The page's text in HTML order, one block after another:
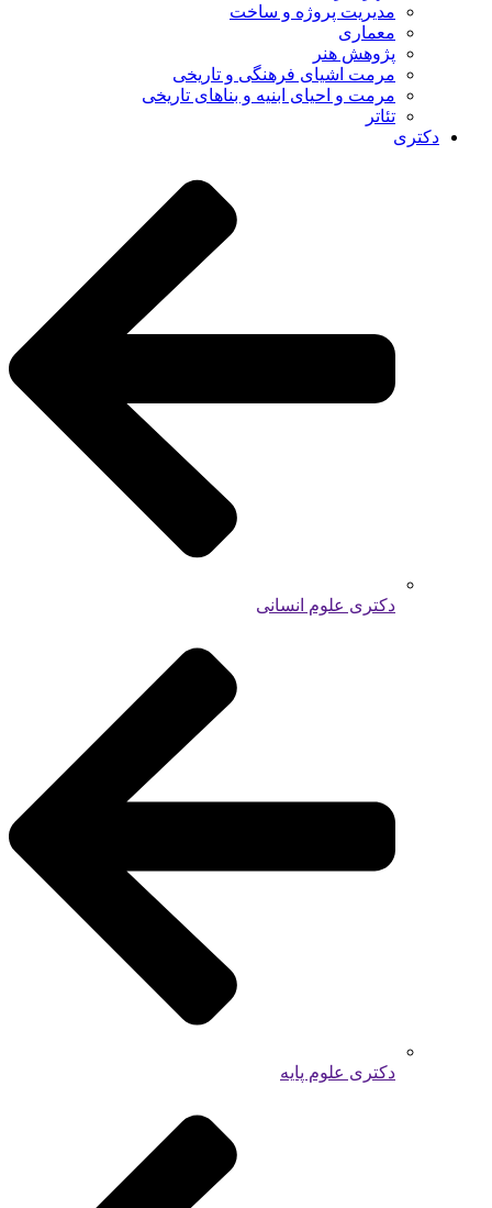
مدیریت پروژه و ساخت
معماری
پژوهش هنر
مرمت اشیای فرهنگی و تاریخی
مرمت و احیای ابنیه و بناهای تاریخی
تئاتر
دکتری
دکتری علوم انسانی
دکتری علوم پایه